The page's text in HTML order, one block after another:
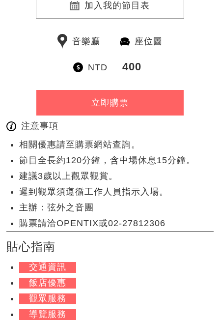
加入我的節目表
音樂廳 座位圖
NTD 400
立即購票
注意事項
相關優惠請至購票網站查詢。
節目全長約120分鐘，含中場休息15分鐘。
建議3歲以上觀眾觀賞。
遲到觀眾須遵循工作人員指示入場。
主辦：弦外之音團
購票請洽OPENTIX或02-27812306
貼心指南
交通資訊
飯店優惠
觀眾服務
導覽服務